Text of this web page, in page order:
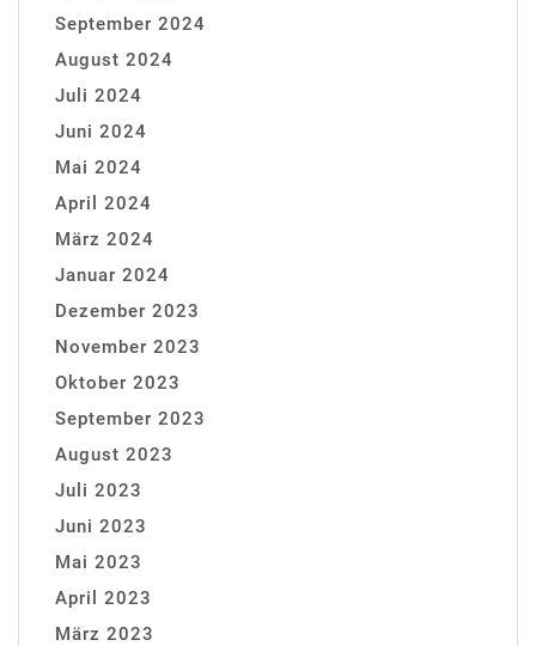
September 2024
August 2024
Juli 2024
Juni 2024
Mai 2024
April 2024
März 2024
Januar 2024
Dezember 2023
November 2023
Oktober 2023
September 2023
August 2023
Juli 2023
Juni 2023
Mai 2023
April 2023
März 2023